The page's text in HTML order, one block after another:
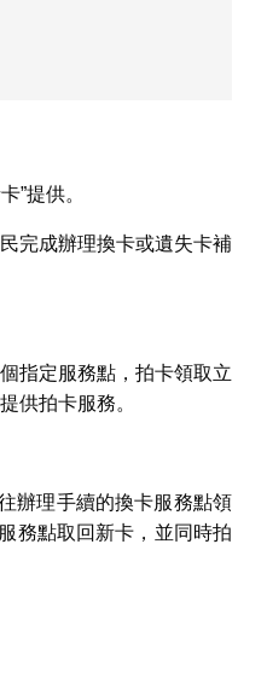
”提供。
完成辦理換卡或遺失卡補
指定服務點，拍卡領取立
供拍卡服務。
辦理手續的換卡服務點領
務點取回新卡，並同時拍